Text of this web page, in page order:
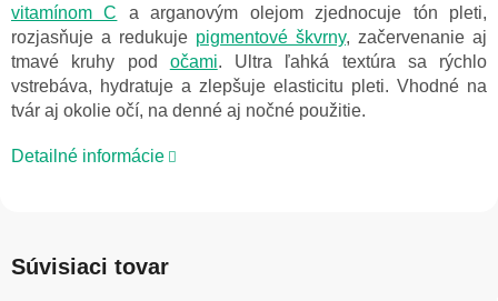
vitamínom C a arganovým olejom zjednocuje tón pleti,
rozjasňuje a redukuje pigmentové škvrny, začervenanie aj
tmavé kruhy pod očami. Ultra ľahká textúra sa rýchlo
vstrebáva, hydratuje a zlepšuje elasticitu pleti. Vhodné na
tvár aj okolie očí, na denné aj nočné použitie.
Detailné informácie
Súvisiaci tovar